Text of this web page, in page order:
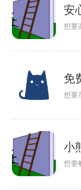
安
想要
免
想要
小
想要